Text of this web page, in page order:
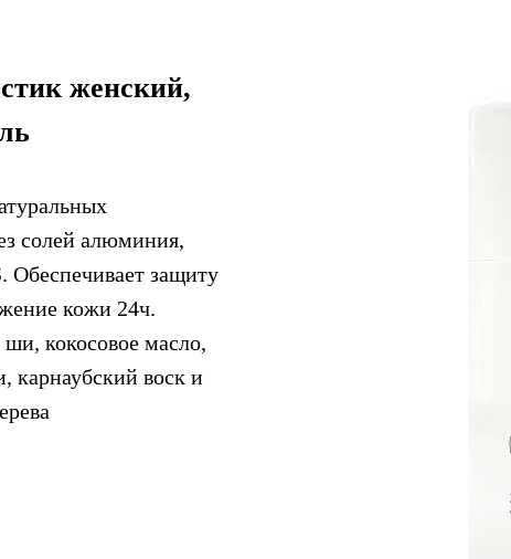
женский,
солей алюминия,
Обеспечивает защиту
кожи 24ч.
кокосовое масло,
карнаубский воск и